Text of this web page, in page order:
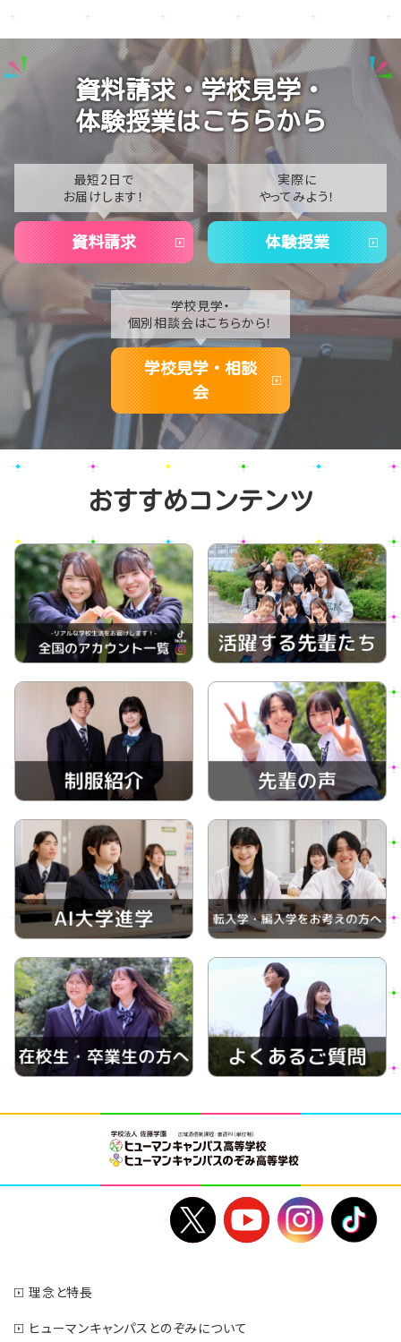
【宇都宮】校舎閉鎖期間のお知らせ🍉🌻
【宇都宮】推し活ネイルも楽しんじゃいます✊💕
2025
2024
資料請求・学校見学・
体験授業はこちらから
最短2日で
お届けします！
資料請求
実際に
やってみよう！
体験授業
学校見学・
個別相談会はこちらから！
学校見学・相談
会
おすすめコンテンツ
理念と特長
ヒューマンキャンパスとのぞみについて